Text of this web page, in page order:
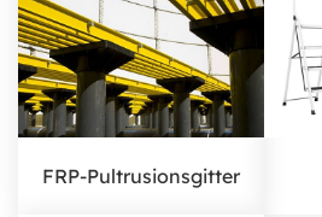
FRP-Pultrusionsgitter